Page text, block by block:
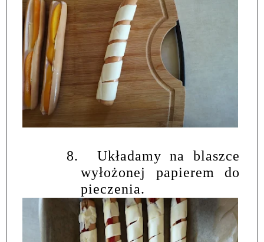
8.
Układamy na blaszce
wyłożonej papierem do
pieczenia.